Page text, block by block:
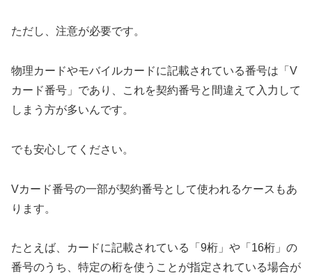
ただし、注意が必要です。
物理カードやモバイルカードに記載されている番号は「V
カード番号」であり、これを契約番号と間違えて入力して
しまう方が多いんです。
でも安心してください。
Vカード番号の一部が契約番号として使われるケースもあ
ります。
たとえば、カードに記載されている「9桁」や「16桁」の
番号のうち、特定の桁を使うことが指定されている場合が